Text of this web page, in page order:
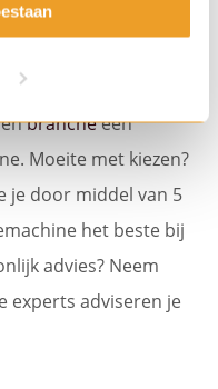
snelle instant
eigen huismerk
enbrancheeen
Moeite met kiezen?
je door middel van 5
het beste bij
advies? Neem
experts adviseren je